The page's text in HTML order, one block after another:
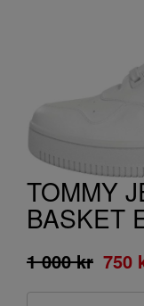
TOMMY
BASKET
1 000 kr 750